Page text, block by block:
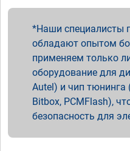
Наши специалисты
обладают опытом
применяем только
оборудование для
Autel) и чип тюнинга
Bitbox, PCMFlash),
безопасность для